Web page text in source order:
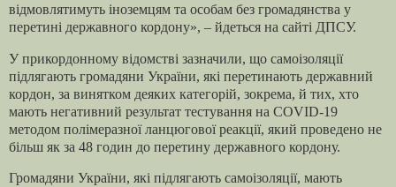
відмовлятимуть іноземцям та особам без громадянства у
перетині державного кордону», – йдеться на сайті ДПСУ.
У прикордонному відомстві зазначили, що самоізоляції
підлягають громадяни України, які перетинають державний
кордон, за винятком деяких категорій, зокрема, й тих, хто
мають негативний результат тестування на COVID-19
методом полімеразної ланцюгової реакції, який проведено не
більш як за 48 годин до перетину державного кордону.
Громадяни України, які підлягають самоізоляції, мають